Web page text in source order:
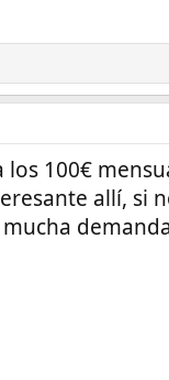
100€
allí, si